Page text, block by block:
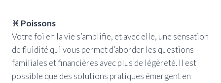
♓ Poissons
Votre foi en la vie s’amplifie, et avec elle, une sensation
de fluidité qui vous permet d’aborder les questions
familiales et financières avec plus de légèreté. Il est
possible que des solutions pratiques émergent en